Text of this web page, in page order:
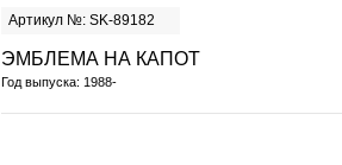
Артикул №: SK-89182
ЭМБЛЕМА НА КАПОТ
Год выпуска: 1988-